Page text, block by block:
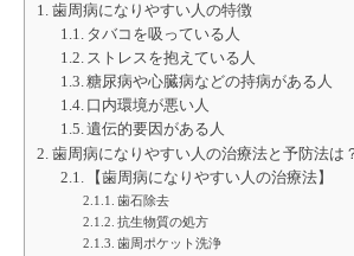
歯周病になりやすい人の特徴
タバコを吸っている人
ストレスを抱えている人
糖尿病や心臓病などの持病がある人
口内環境が悪い人
遺伝的要因がある人
歯周病になりやすい人の治療法と予防法は
【歯周病になりやすい人の治療法】
歯石除去
抗生物質の処方
歯周ポケット洗浄